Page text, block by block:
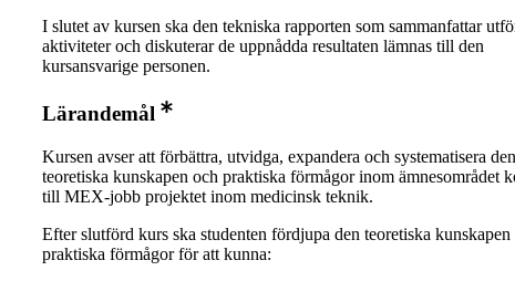
I slutet av kursen ska den tekniska rapporten som sammanfattar
aktiviteter och diskuterar de uppnådda resultaten lämnas till den
kursansvarige personen.
Lärandemål
Kursen avser att förbättra, utvidga, expandera och systematisera den
teoretiska kunskapen och praktiska förmågor inom ämnesområdet
till MEX-jobb projektet inom medicinsk teknik.
Efter slutförd kurs ska studenten fördjupa den teoretiska kunskapen
praktiska förmågor för att kunna: